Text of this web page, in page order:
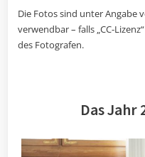
Die Fotos sind unter Angabe
verwendbar – falls „CC-
des Fotografen.
Das Jahr